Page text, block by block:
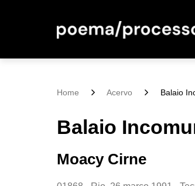
Home Acervo Balaio
Balaio
Moacy Cirne